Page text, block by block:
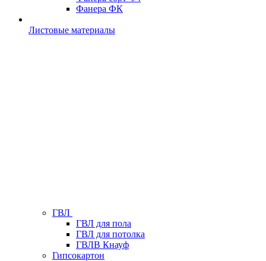
Фанера ФК
Листовые материалы
ГВЛ
ГВЛ для пола
ГВЛ для потолка
ГВЛВ Кнауф
Гипсокартон